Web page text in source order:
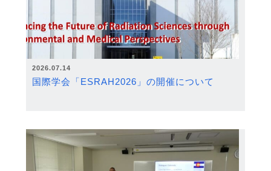
2026.07.14
国際学会「ESRAH2026」の開催について